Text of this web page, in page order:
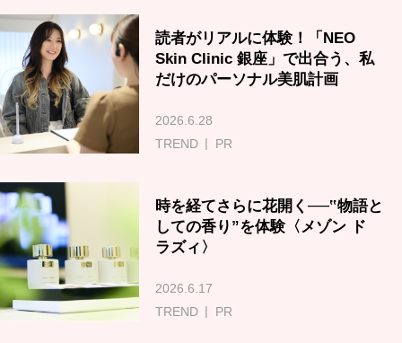
読者がリアルに体験！「NEO
Skin Clinic 銀座」で出合う、私
だけのパーソナル美肌計画
2026.6.28
TREND
PR
時を経てさらに花開く──‟物語と
しての香り”を体験〈メゾン ド
ラズィ〉
2026.6.17
TREND
PR